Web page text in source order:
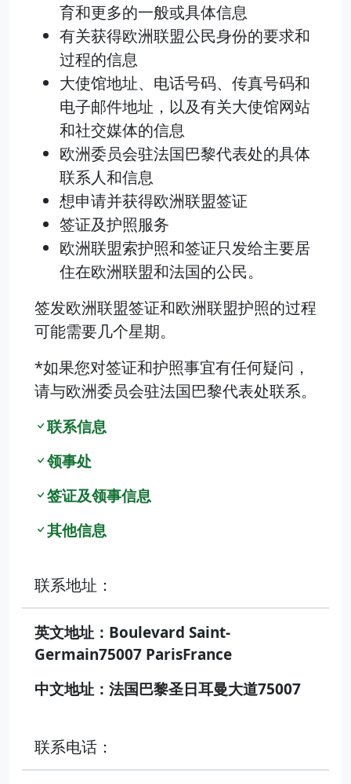
育和更多的一般或具体信息
有关获得欧洲联盟公民身份的要求和
过程的信息
大使馆地址、电话号码、传真号码和
电子邮件地址，以及有关大使馆网站
和社交媒体的信息
欧洲委员会驻法国巴黎代表处的具体
联系人和信息
想申请并获得欧洲联盟签证
签证及护照服务
欧洲联盟索护照和签证只发给主要居
住在欧洲联盟和法国的公民。
签发欧洲联盟签证和欧洲联盟护照的过程
可能需要几个星期。
*如果您对签证和护照事宜有任何疑问，
请与欧洲委员会驻法国巴黎代表处联系。
联系信息
领事处
签证及领事信息
其他信息
联系地址：
英文地址：Boulevard Saint-
Germain75007 ParisFrance
中文地址：法国巴黎圣日耳曼大道75007
联系电话：